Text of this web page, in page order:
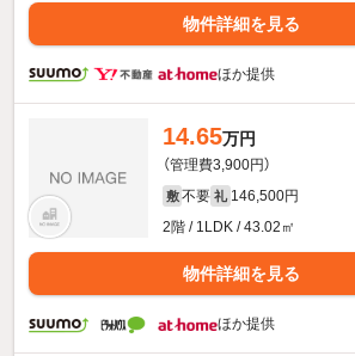
物件詳細を見る
ほか提供
14.65万円
（管理費3,900円）
敷 不要 礼 146,500円
2階 / 1LDK / 43.02㎡
物件詳細を見る
ほか提供